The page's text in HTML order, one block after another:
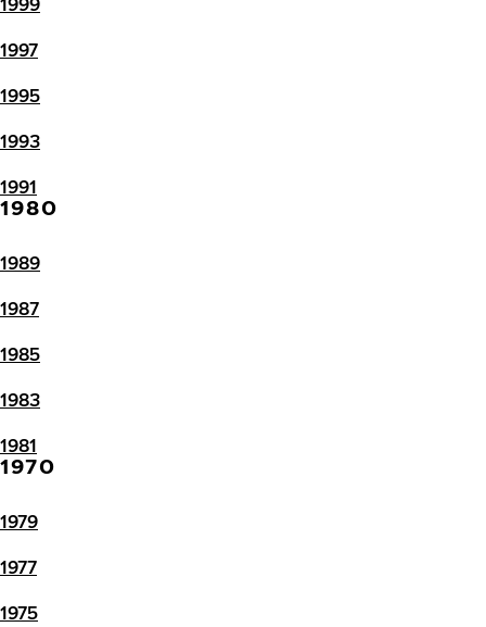
1997
1995
1993
1991
1980
1989
1987
1985
1983
1981
1970
1979
1977
1975